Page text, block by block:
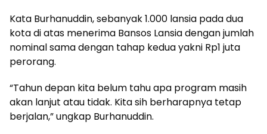
Kata Burhanuddin, sebanyak 1.000 lansia pada dua
kota di atas menerima Bansos Lansia dengan jumlah
nominal sama dengan tahap kedua yakni Rp1 juta
perorang.
“Tahun depan kita belum tahu apa program masih
akan lanjut atau tidak. Kita sih berharapnya tetap
berjalan,” ungkap Burhanuddin.